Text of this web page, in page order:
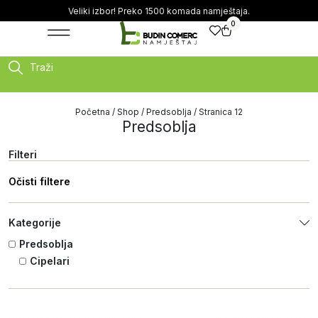
Veliki izbor! Preko 1500 komada namještaja.
0
Traži
Početna / Shop / Predsoblja / Stranica 12
Predsoblja
Filteri
Očisti filtere
Kategorije
Predsoblja
Cipelari